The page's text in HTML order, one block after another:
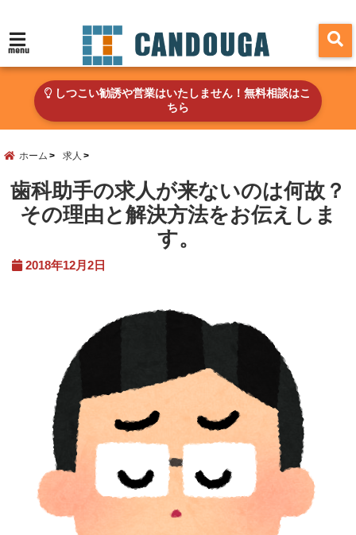
menu
しつこい勧誘や営業はいたしません！無料相談はこ
ちら
ホーム 求人
歯科助手の求人が来ないのは何故？
その理由と解決方法をお伝えしま
す。
2018年12月2日